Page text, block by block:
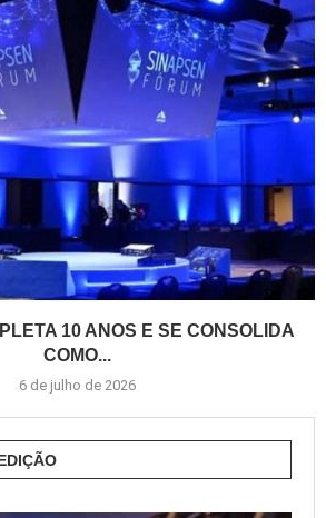
10 ANOS E SE CONSOLIDA
COMO...
6 de julho de 2026